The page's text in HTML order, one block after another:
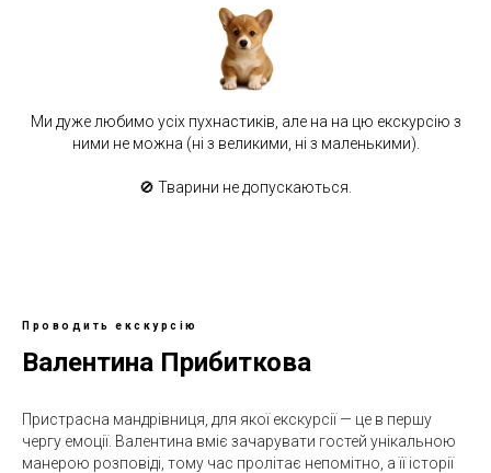
Ми дуже любимо усіх пухнастиків, але на на цю екскурсію з
ними не можна (ні з великими, ні з маленькими).
🚫 Тварини не допускаються.
Проводить екскурсію
Валентина Прибиткова
Пристрасна мандрівниця, для якої екскурсії — це в першу
чергу емоції. Валентина вміє зачарувати гостей унікальною
манерою розповіді, тому час пролітає непомітно, а її історії